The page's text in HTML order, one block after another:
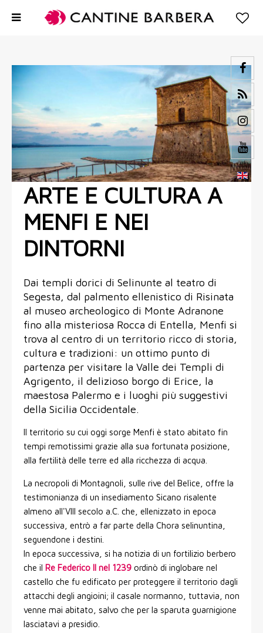
ARTE E CULTURA A
MENFI E NEI
DINTORNI
Dai templi dorici di Selinunte al teatro di
Segesta, dal palmento ellenistico di Risinata
al museo archeologico di Monte Adranone
fino alla misteriosa Rocca di Entella, Menfi si
trova al centro di un territorio ricco di storia,
cultura e tradizioni: un ottimo punto di
partenza per visitare la Valle dei Templi di
Agrigento, il delizioso borgo di Erice, la
maestosa Palermo e i luoghi più suggestivi
della Sicilia Occidentale.
Il territorio su cui oggi sorge Menfi è stato abitato fin
tempi remotissimi grazie alla sua fortunata posizione,
alla fertilità delle terre ed alla ricchezza di acqua.
La necropoli di Montagnoli, sulle rive del Belìce, offre la
testimonianza di un insediamento Sicano risalente
almeno all'VIII secolo a.C. che, ellenizzato in epoca
successiva, entrò a far parte della Chora selinuntina,
seguendone i destini.
In epoca successiva, si ha notizia di un fortilizio berbero
che il Re Federico II nel 1239 ordinò di inglobare nel
castello che fu edificato per proteggere il territorio dagli
attacchi degli angioini; il casale normanno, tuttavia, non
venne mai abitato, salvo che per la sparuta guarnigione
lasciatavi a presidio.